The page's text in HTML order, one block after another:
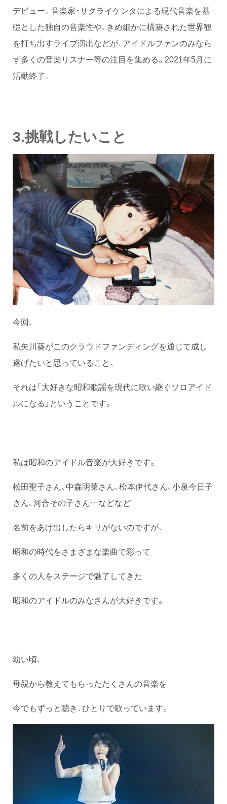
デビュー。音楽家・サクライケンタによる現代音楽を基
礎とした独自の音楽性や、きめ細かに構築された世界観
を打ち出すライブ演出などが、アイドルファンのみなら
ず多くの音楽リスナー等の注目を集める。2021年5月に
活動終了。
3.挑戦したいこと
今回、
私矢川葵がこのクラウドファンディングを通じて成し
遂げたいと思っていること、
それは「大好きな昭和歌謡を現代に歌い継ぐソロアイド
ルになる」ということです。
私は昭和のアイドル音楽が大好きです。
松田聖子さん、中森明菜さん、松本伊代さん、小泉今日子
さん、河合その子さん…などなど
名前をあげ出したらキリがないのですが、
昭和の時代をさまざまな楽曲で彩って
多くの人をステージで魅了してきた
昭和のアイドルのみなさんが大好きです。
幼い頃、
母親から教えてもらったたくさんの音楽を
今でもずっと聴き、ひとりで歌っています。